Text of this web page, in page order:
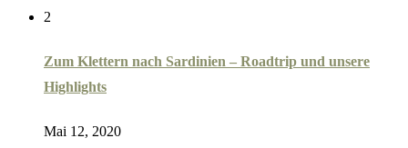
2
Zum Klettern nach Sardinien – Roadtrip und unsere
Highlights
Mai 12, 2020